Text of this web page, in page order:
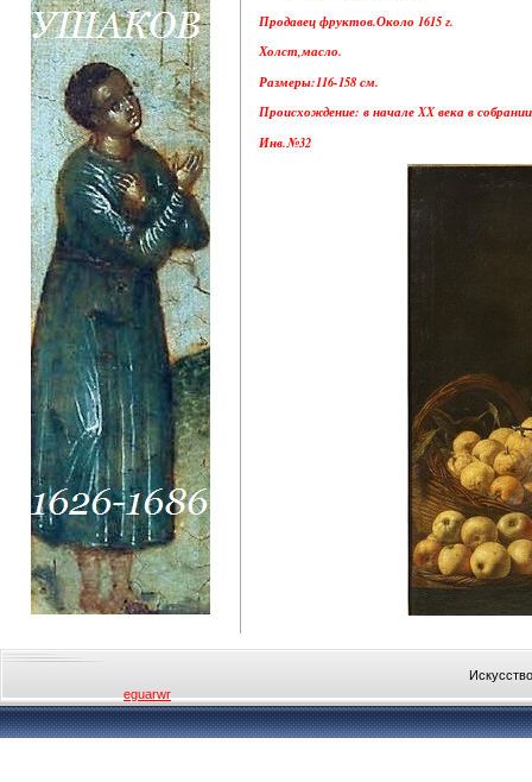
Продавец фруктов.Около 1615 г.
Холст,масло.
Размеры:116-158 см.
Происхождение: в начале XX века в
Инв.№32
eguarwr